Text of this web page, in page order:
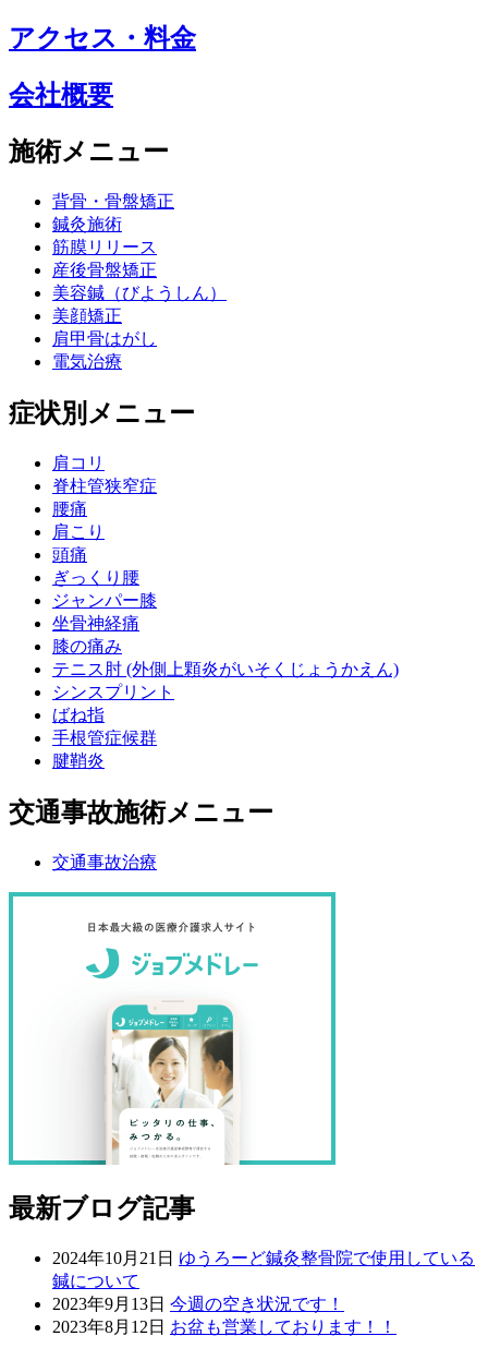
アクセス・料金
会社概要
施術メニュー
背骨・骨盤矯正
鍼灸施術
筋膜リリース
産後骨盤矯正
美容鍼（びようしん）
美顔矯正
肩甲骨はがし
電気治療
症状別メニュー
肩コリ
脊柱管狭窄症
腰痛
肩こり
頭痛
ぎっくり腰
ジャンパー膝
坐骨神経痛
膝の痛み
テニス肘 (外側上顆炎がいそくじょうかえん)
シンスプリント
ばね指
手根管症候群
腱鞘炎
交通事故施術メニュー
交通事故治療
最新ブログ記事
2024年10月21日 ゆうろーど鍼灸整骨院で使用している
鍼について
2023年9月13日 今週の空き状況です！
2023年8月12日 お盆も営業しております！！